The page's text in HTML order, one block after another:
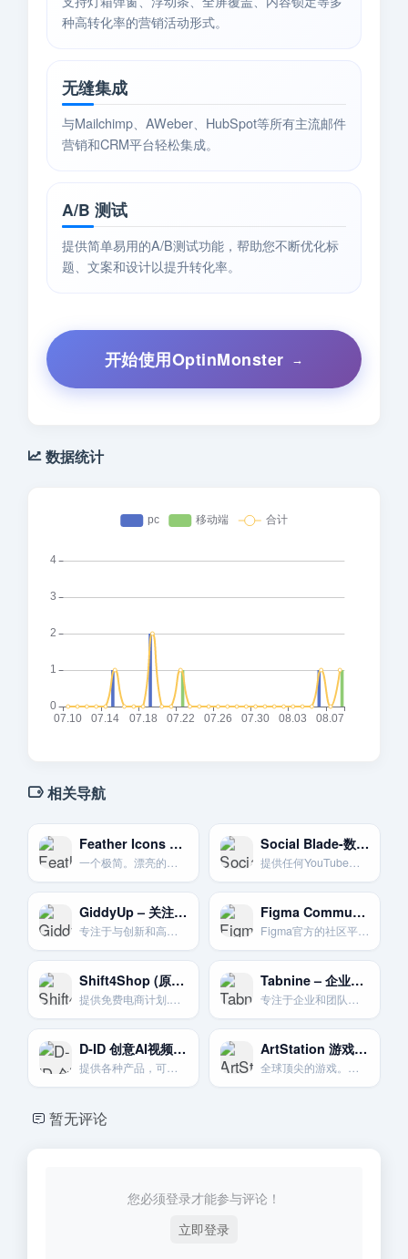
种高转化率的营销活动形式。
无缝集成
与Mailchimp、AWeber、HubSpot等所有主流邮件
营销和CRM平台轻松集成。
A/B 测试
提供简单易用的A/B测试功能，帮助您不断优化标
题、文案和设计以提升转化率。
开始使用OptinMonster
数据统计
相关导航
Feather Icons 简约线性图标
一个极简。漂亮的开源线性图标库。专注于简洁和一致性。
Social Blade-数据统计权威
提供任何YouTube频道的公开数据统计。包括订阅数。观看量增长趋势和预估收入。 [22]
GiddyUp – 关注创新直销品牌
专注于与创新和高增长的DTC（直面消费者）品牌合作的联盟平台。
Figma Community Figma社区资源
Figma官方的社区平台。设计师在此分享文件。插件和模板。资源丰富。
Shift4Shop (原3dcart) 免费电商平台
提供免费电商计划.功能强大.适合中小企业。
Tabnine – 企业级AI代码助手
专注于企业和团队的AI代码补全工具，强调代码安全和个性化定制。
D-ID 创意AI视频生成
提供各种产品，可实现创意、互动和引人入胜的数字用户体验。
ArtStation 游戏与影视艺术家社区
全球顶尖的游戏。电影。CG艺术家的作品集展示平台和社区。
暂无评论
您必须登录才能参与评论！
立即登录